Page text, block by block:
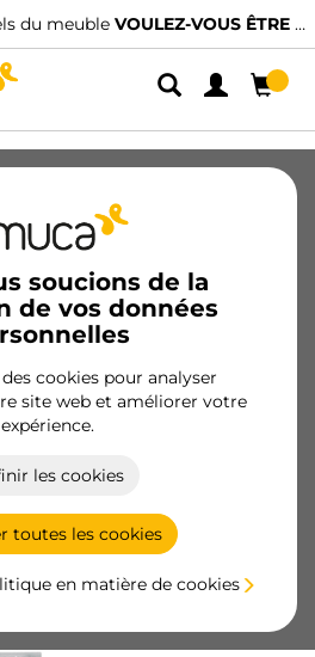
du meuble VOULEZ-VOUS ÊTRE CLIENT ?
soucions de la
de vos données
cookies pour analyser
site web et améliorer votre
expérience.
les cookies
toutes les cookies
en matière de cookies
invisibles pour tiroir
fermeture
profondeur 240mm,
client